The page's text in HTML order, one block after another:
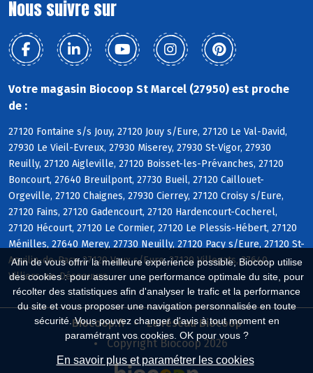
Afin de vous offrir la meilleure expérience possible, Biocoop utilise
des cookies : pour assurer une performance optimale du site, pour
récolter des statistiques afin d'analyser le trafic et la performance
du site et vous proposer une navigation personnalisée en toute
sécurité. Vous pouvez changer d'avis à tout moment en
paramétrant vos cookies. OK pour vous ?
En savoir plus et paramétrer les cookies
Nous suivre sur
Votre magasin Biocoop St Marcel (27950) est proche
de :
27120 Fontaine s/s Jouy, 27120 Jouy s/Eure, 27120 Le Val-David,
27930 Le Vieil-Evreux, 27930 Miserey, 27930 St-Vigor, 27930
Reuilly, 27120 Aigleville, 27120 Boisset-les-Prévanches, 27120
Boncourt, 27640 Breuilpont, 27730 Bueil, 27120 Caillouet-
Orgeville, 27120 Chaignes, 27930 Cierrey, 27120 Croisy s/Eure,
27120 Fains, 27120 Gadencourt, 27120 Hardencourt-Cocherel,
27120 Hécourt, 27120 Le Cormier, 27120 Le Plessis-Hébert, 27120
Ménilles, 27640 Merey, 27730 Neuilly, 27120 Pacy s/Eure, 27120 St-
Aquilin-de-Pacy, 27120 Vaux s/Eure, 27120 Villegats, 27640
Villiers-en-Désoeuvre
Biocoop.fr
Le réseau Biocoop
Copyright Biocoop 2026